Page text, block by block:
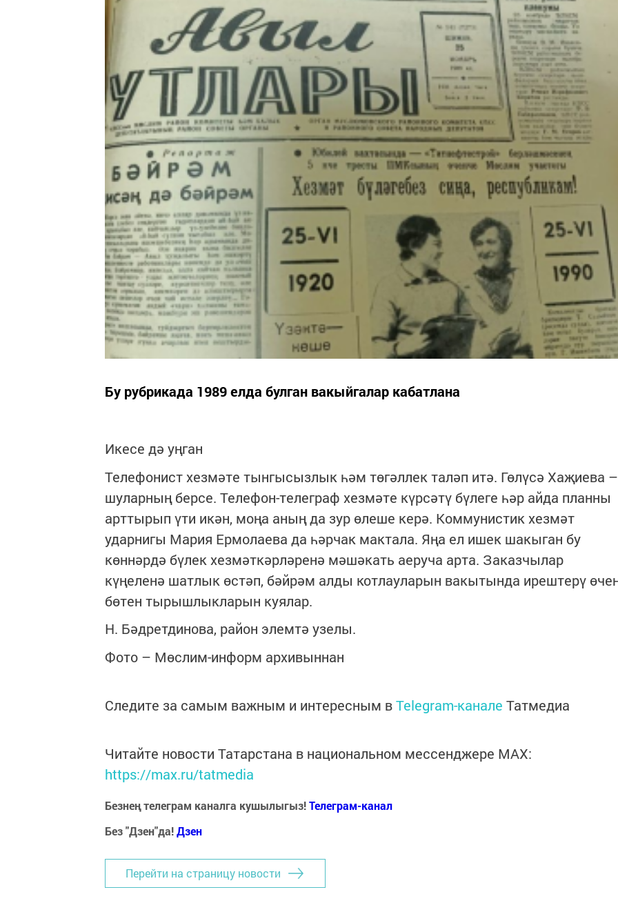
Бу рубрикада 1989 елда булган вакыйгалар кабатлана
Икесе дә уңган
Телефонист хезмәте тынгысызлык һәм төгәллек таләп итә. Гөлүсә Хаҗиева –
шуларның берсе. Телефон-телеграф хезмәте күрсәтү бүлеге һәр айда планны
арттырып үти икән, моңа аның да зур өлеше керә. Коммунистик хезмәт
ударнигы Мария Ермолаева да һәрчак мактала. Яңа ел ишек шакыган бу
көннәрдә бүлек хезмәткәрләренә мәшәкать аеруча арта. Заказчылар
күңеленә шатлык өстәп, бәйрәм алды котлауларын вакытында ирештерү
бөтен тырышлыкларын куялар.
Н. Бәдретдинова, район элемтә узелы.
Фото – Мөслим-информ архивыннан
Следите за самым важным и интересным вTelegram-канале Татмедиа
Читайте новости Татарстана в национальном мессенджере MАХ:
https://max.ru/tatmedia
Безнең телеграм каналга кушылыгыз!Телеграм-канал
Без "Дзен"да!Дзен
Перейти на страницу новости